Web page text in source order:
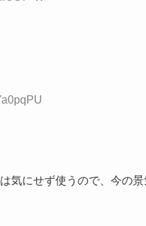
気にせず使うので、今の